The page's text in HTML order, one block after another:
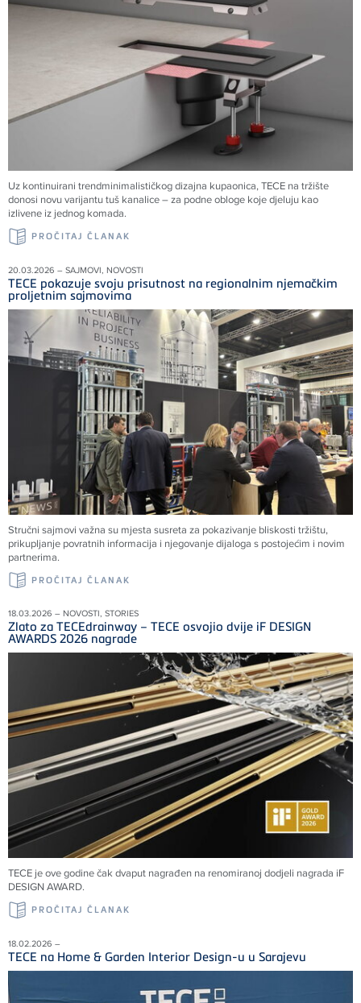
Uz kontinuirani trendminimalističkog dizajna kupaonica, TECE na tržište
donosi novu varijantu tuš kanalice – za podne obloge koje djeluju kao
izlivene iz jednog komada.
PROČITAJ ČLANAK
20.03.2026 – SAJMOVI, NOVOSTI
TECE pokazuje svoju prisutnost na regionalnim njemačkim
proljetnim sajmovima
Stručni sajmovi važna su mjesta susreta za pokazivanje bliskosti tržištu,
prikupljanje povratnih informacija i njegovanje dijaloga s postojećim i novim
partnerima.
PROČITAJ ČLANAK
18.03.2026 – NOVOSTI, STORIES
Zlato za TECEdrainway – TECE osvojio dvije iF DESIGN
AWARDS 2026 nagrade
TECE je ove godine čak dvaput nagrađen na renomiranoj dodjeli nagrada iF
DESIGN AWARD.
PROČITAJ ČLANAK
18.02.2026 –
TECE na Home & Garden Interior Design-u u Sarajevu